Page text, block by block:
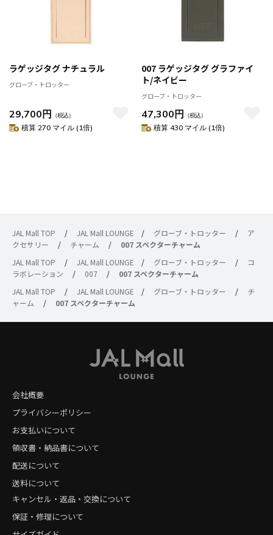
ラゲッジタグ ナチュラル
グローブ・トロッター
29,700円 （税込）
積算 270 マイル (1倍)
007 ラゲッジタグ グラファイ
ト/ネイビー
グローブ・トロッター
47,300円 （税込）
積算 430 マイル (1倍)
JAL Mall TOP / JAL Mall LOUNGE / グローブ・トロッター /
ア
クセサリー
/ チャーム /
007 スペクターチャーム
JAL Mall TOP
/ JAL Mall LOUNGE / グローブ・トロッター /
コ
ラボレーション
/ 007 /
007 スペクターチャーム
JAL Mall TOP
/ JAL Mall LOUNGE / グローブ・トロッター /
チ
ャーム
/ 007 スペクターチャーム
会社概要
プライバシーポリシー
お支払いについて
領収書・納品書について
配送について
送料について
キャンセル・返品・交換について
保証・修理について